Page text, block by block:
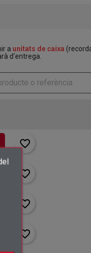
a unitats de caixa
d'entrega.
favorite_border
favorite_border
favorite_border
favorite_border